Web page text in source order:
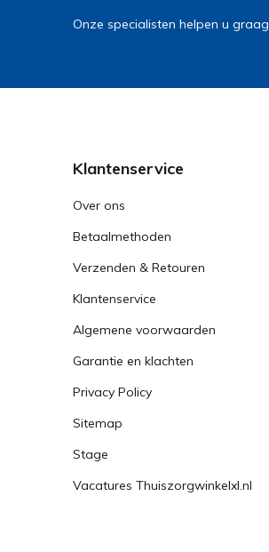
Onze specialisten helpen u graag
Klantenservice
Over ons
Betaalmethoden
Verzenden & Retouren
Klantenservice
Algemene voorwaarden
Garantie en klachten
Privacy Policy
Sitemap
Stage
Vacatures Thuiszorgwinkelxl.nl